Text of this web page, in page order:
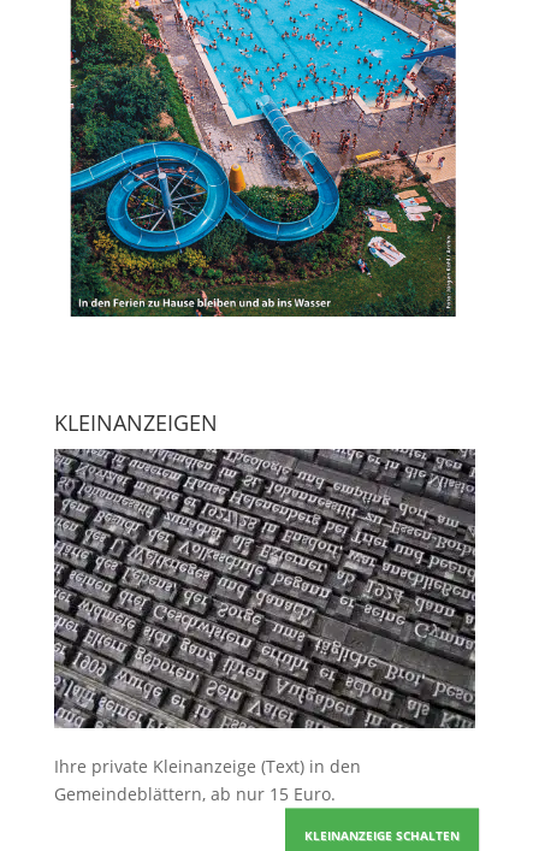
KLEINANZEIGEN
Ihre private Kleinanzeige (Text) in den
Gemeindeblättern, ab nur 15 Euro.
KLEINANZEIGE SCHALTEN